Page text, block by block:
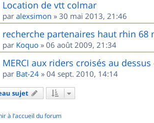
Location de vtt colmar
par alexsimon » 30 mai 2013, 21:46
recherche partenaires haut rhin 68
par Koquo » 06 août 2009, 21:34
MERCI aux riders croisés au dessus
par Bat-24 » 04 sept. 2010, 14:14
sujet
à l’accueil du forum